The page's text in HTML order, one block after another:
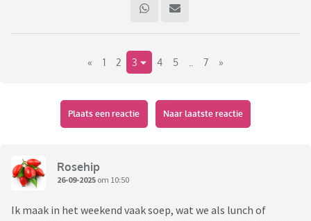
« 1 2 3 4 5 7 »
Plaats een reactie Naar laatste reactie
Rosehip
26-09-2025 om 10:50
Ik maak in het weekend vaak soep, wat we als lunch of